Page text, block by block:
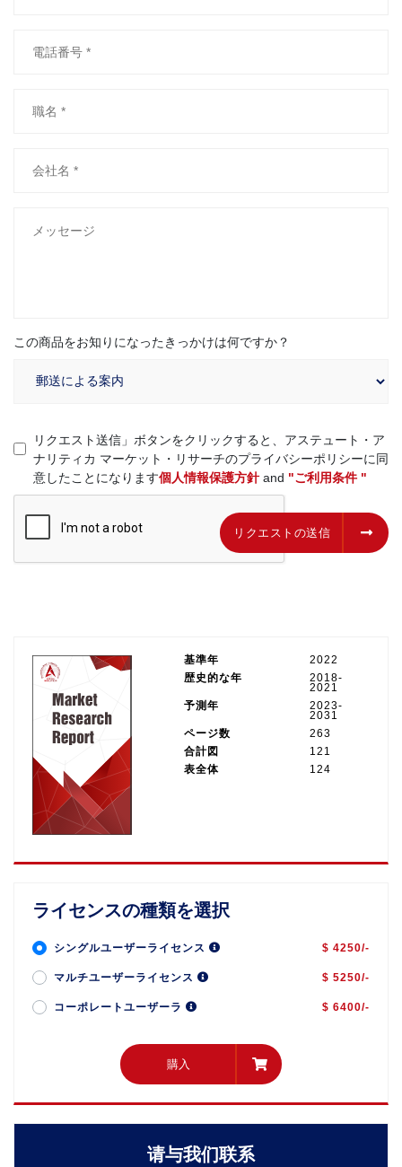
この商品をお知りになったきっかけは何ですか？
リクエスト送信」ボタンをクリックすると、アステュート・ア
ナリティカ マーケット・リサーチのプライバシーポリシーに同
意したことになります個人情報保護方針and "ご利用条件 "
リクエストの送信 リクエストの送信
基準年
2022
歴史的な年
2018-
2021
予測年
2023-
2031
ページ数
263
合計図
121
表全体
124
ライセンスの種類を選択
シングルユーザーライセンス $ 4250/-
マルチユーザーライセンス $ 5250/-
コーポレートユーザーラ $ 6400/-
購入
请与我们联系